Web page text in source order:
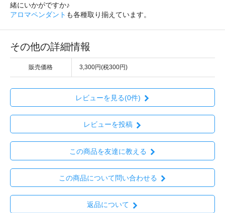
緒にいかがですか♪
アロマペンダント も各種取り揃えています。
その他の詳細情報
販売価格 3,300円(税300円)
レビューを見る(0件)
レビューを投稿
この商品を友達に教える
この商品について問い合わせる
返品について